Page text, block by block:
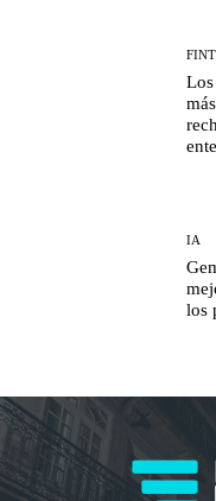
IA
los